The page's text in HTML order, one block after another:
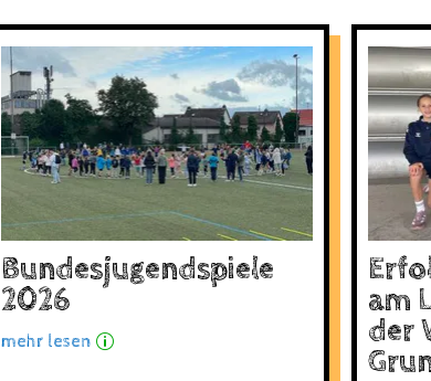
Bundesjugendspiele
2026
mehr lesen p
am
der